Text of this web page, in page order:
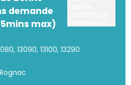
demande
max)
13090, 13100, 13290